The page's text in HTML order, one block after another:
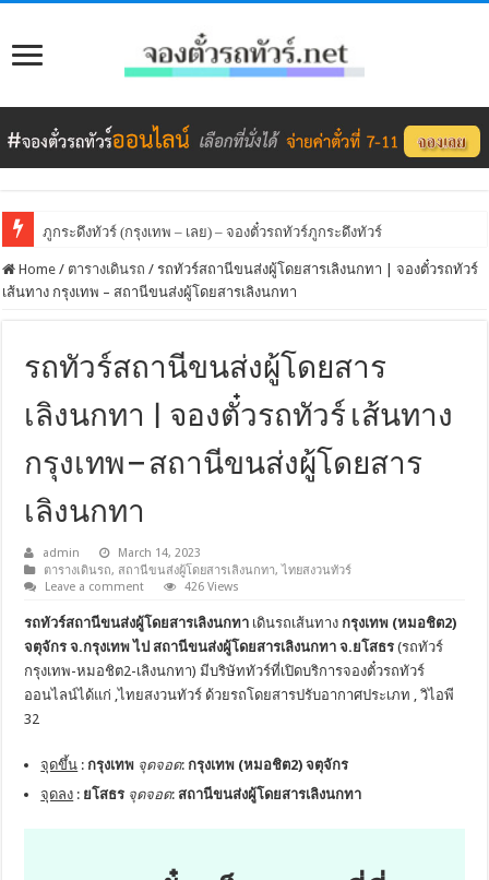
ภูกระดึงทัวร์ (กรุงเทพ – เลย) – จองตั๋วรถทัวร์ภูกระดึงทัวร์
Home / ตารางเดินรถ / รถทัวร์สถานีขนส่งผู้โดยสารเลิงนกทา | จองตั๋วรถทัวร์
เส้นทาง กรุงเทพ – สถานีขนส่งผู้โดยสารเลิงนกทา
รถทัวร์สถานีขนส่งผู้โดยสาร
เลิงนกทา | จองตั๋วรถทัวร์ เส้นทาง
กรุงเทพ – สถานีขนส่งผู้โดยสาร
เลิงนกทา
admin
March 14, 2023
ตารางเดินรถ, สถานีขนส่งผู้โดยสารเลิงนกทา,ไทยสงวนทัวร์
Leave a comment
426 Views
รถทัวร์สถานีขนส่งผู้โดยสารเลิงนกทา เดินรถเส้นทางกรุงเทพ (หมอชิต2)
จตุจักร จ.กรุงเทพ ไป สถานีขนส่งผู้โดยสารเลิงนกทา จ.ยโสธร (รถทัวร์
กรุงเทพ-หมอชิต2-เลิงนกทา) มีบริษัททัวร์ที่เปิดบริการจองตั๋วรถทัวร์
ออนไลน์ได้แก่ ,ไทยสงวนทัวร์ ด้วยรถโดยสารปรับอากาศประเภท , วิไอพี
32
จุดขึ้น :กรุงเทพ จุดจอด:กรุงเทพ (หมอชิต2) จตุจักร
จุดลง : ยโสธร จุดจอด:สถานีขนส่งผู้โดยสารเลิงนกทา